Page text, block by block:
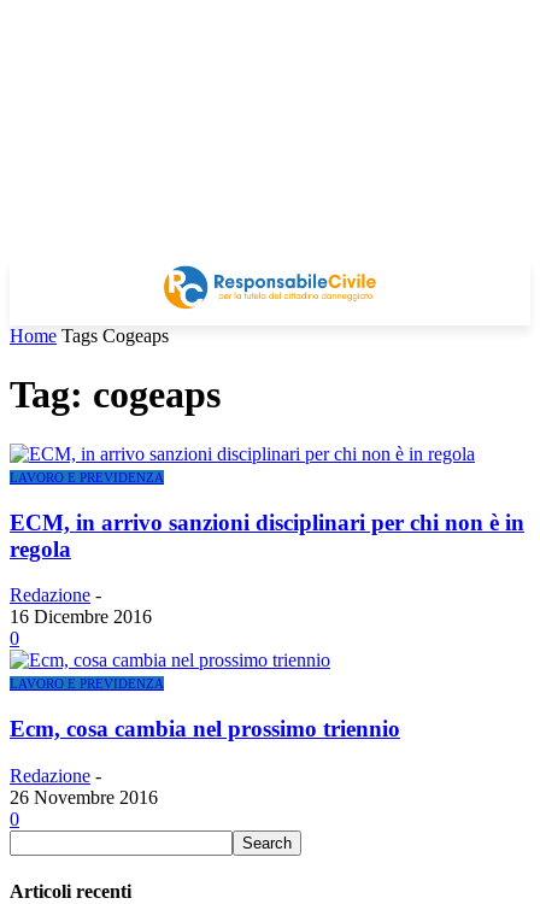
Home Tags Cogeaps
Tag: cogeaps
LAVORO E PREVIDENZA
ECM, in arrivo sanzioni disciplinari per chi non è in
regola
Redazione -
16 Dicembre 2016
0
LAVORO E PREVIDENZA
Ecm, cosa cambia nel prossimo triennio
Redazione -
26 Novembre 2016
0
Articoli recenti